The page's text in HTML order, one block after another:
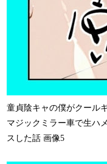
童貞陰キャの僕がクール
マジックミラー車で生ハ
スした話 画像5